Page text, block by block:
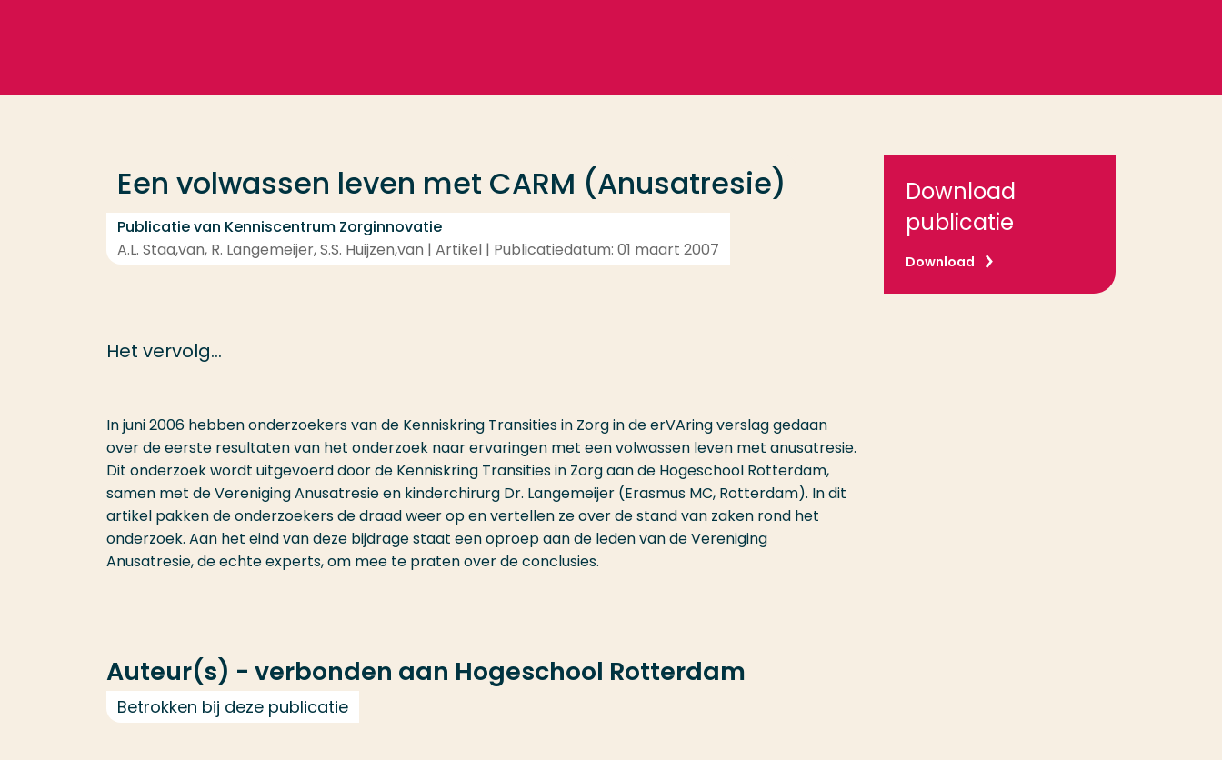
Een volwassen leven met CARM (Anusatresie)
Publicatie van Kenniscentrum Zorginnovatie
A.L. Staa,van, R. Langemeijer, S.S. Huijzen,van | Artikel | Publicatiedatum: 01 maart 2007
Het vervolg...
Download
publicatie
Download
In juni 2006 hebben onderzoekers van de Kenniskring Transities in Zorg in de erVAring verslag gedaan
over de eerste resultaten van het onderzoek naar ervaringen met een volwassen leven met anusatresie.
Dit onderzoek wordt uitgevoerd door de Kenniskring Transities in Zorg aan de Hogeschool Rotterdam,
samen met de Vereniging Anusatresie en kinderchirurg Dr. Langemeijer (Erasmus MC, Rotterdam). In dit
artikel pakken de onderzoekers de draad weer op en vertellen ze over de stand van zaken rond het
onderzoek. Aan het eind van deze bijdrage staat een oproep aan de leden van de Vereniging
Anusatresie, de echte experts, om mee te praten over de conclusies.
Auteur(s) - verbonden aan Hogeschool Rotterdam
Betrokken bij deze publicatie